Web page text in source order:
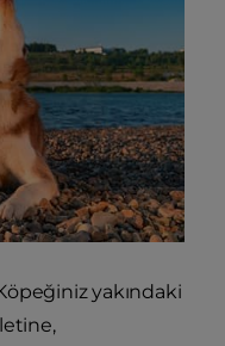
yakındaki